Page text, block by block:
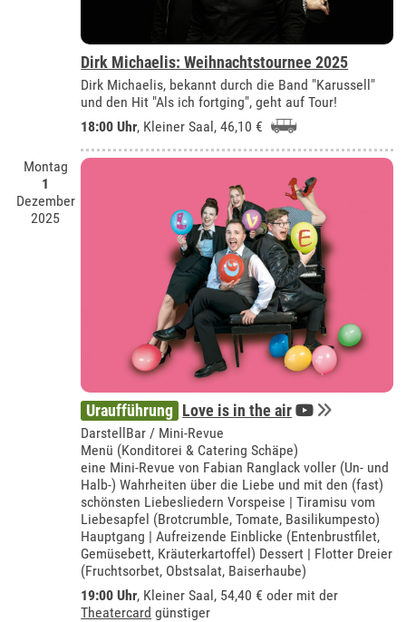
Dirk Michaelis: Weihnachtstournee 2025
Dirk Michaelis, bekannt durch die Band "Karussell"
und den Hit "Als ich fortging", geht auf Tour!
18:00 Uhr, Kleiner Saal, 46,10 €
Montag
1
Dezember
2025
Uraufführung Love is in the air
DarstellBar / Mini-Revue
Menü (Konditorei & Catering Schäpe)
eine Mini-Revue von Fabian Ranglack voller (Un- und
Halb-) Wahrheiten über die Liebe und mit den (fast)
schönsten Liebesliedern Vorspeise | Tiramisu vom
Liebesapfel (Brotcrumble, Tomate, Basilikumpesto)
Hauptgang | Aufreizende Einblicke (Entenbrustfilet,
Gemüsebett, Kräuterkartoffel) Dessert | Flotter Dreier
(Fruchtsorbet, Obstsalat, Baiserhaube)
19:00 Uhr, Kleiner Saal, 54,40 € oder mit der
Theatercard günstiger